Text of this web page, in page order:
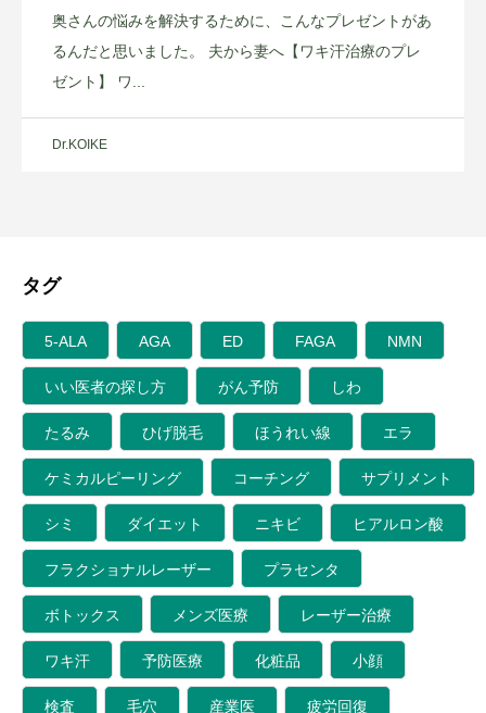
奥さんの悩みを解決するために、こんなプレゼントがあ
るんだと思いました。 夫から妻へ【ワキ汗治療のプレ
ゼント】 ワ...
Dr.KOIKE
タグ
5-ALA AGA ED FAGA NMN
いい医者の探し方 がん予防 しわ
たるみ ひげ脱毛 ほうれい線 エラ
ケミカルピーリング コーチング サプリメント
シミ ダイエット ニキビ ヒアルロン酸
フラクショナルレーザー プラセンタ
ボトックス メンズ医療 レーザー治療
ワキ汗 予防医療 化粧品 小顔
検査 毛穴 産業医 疲労回復